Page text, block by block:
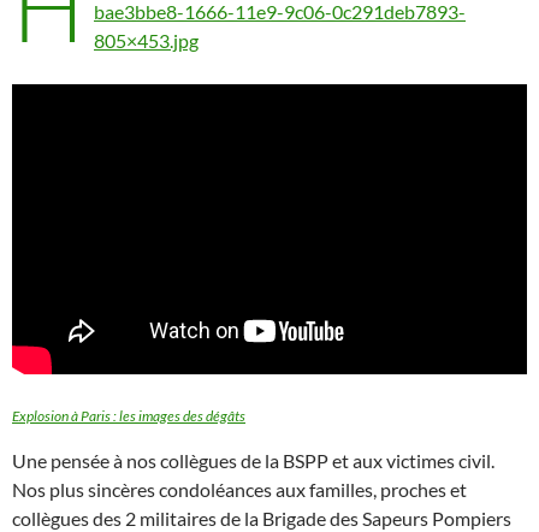
bae3bbe8-1666-11e9-9c06-0c291deb7893-
805×453.jpg
Explosion à Paris : les images des dégâts
Une pensée à nos collègues de la BSPP et aux victimes civil.
Nos plus sincères condoléances aux familles, proches et
collègues des 2 militaires de la Brigade des Sapeurs Pompiers